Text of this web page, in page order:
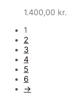
1.400,00 kr.
1
2
3
4
5
6
→